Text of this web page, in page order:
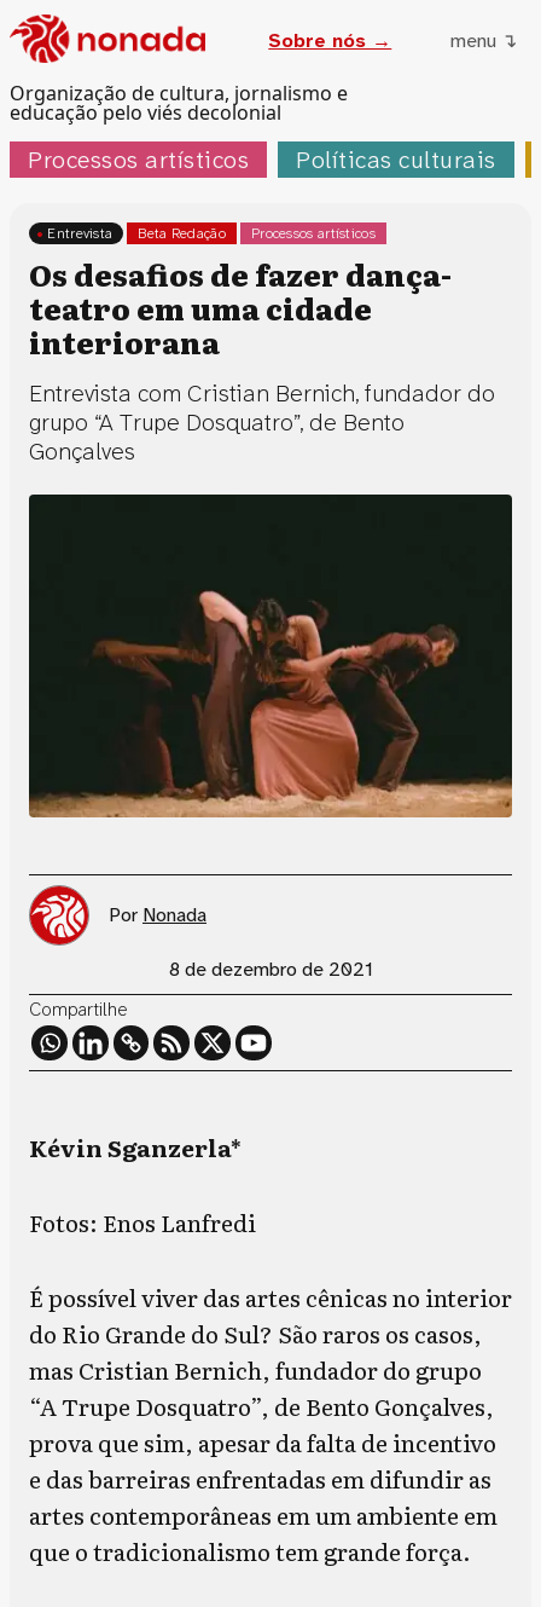
Organização de cultura, jornalismo e
educação pelo viés decolonial
Sobre nós → menu ↴
Processos artísticos Políticas culturais
Beta Redação
Entrevista Processos artísticos
Os desafios de fazer dança-
teatro em uma cidade
interiorana
Entrevista com Cristian Bernich, fundador do
grupo “A Trupe Dosquatro”, de Bento
Gonçalves
Por Nonada
8 de dezembro de 2021
Compartilhe
Kévin Sganzerla*
Fotos: Enos Lanfredi
É possível viver das artes cênicas no interior
do Rio Grande do Sul? São raros os casos,
mas Cristian Bernich, fundador do grupo
“A Trupe Dosquatro”, de Bento Gonçalves,
prova que sim, apesar da falta de incentivo
e das barreiras enfrentadas em difundir as
artes contemporâneas em um ambiente em
que o tradicionalismo tem grande força.